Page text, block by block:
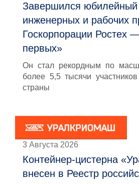
Завершился юбилейный
инженерных и рабочих
Госкорпорации Ростех
первых»
Он стал рекордным по
более 5,5 тысячи
страны
3 Августа 2026
Контейнер-цистерна
внесен в Реестр